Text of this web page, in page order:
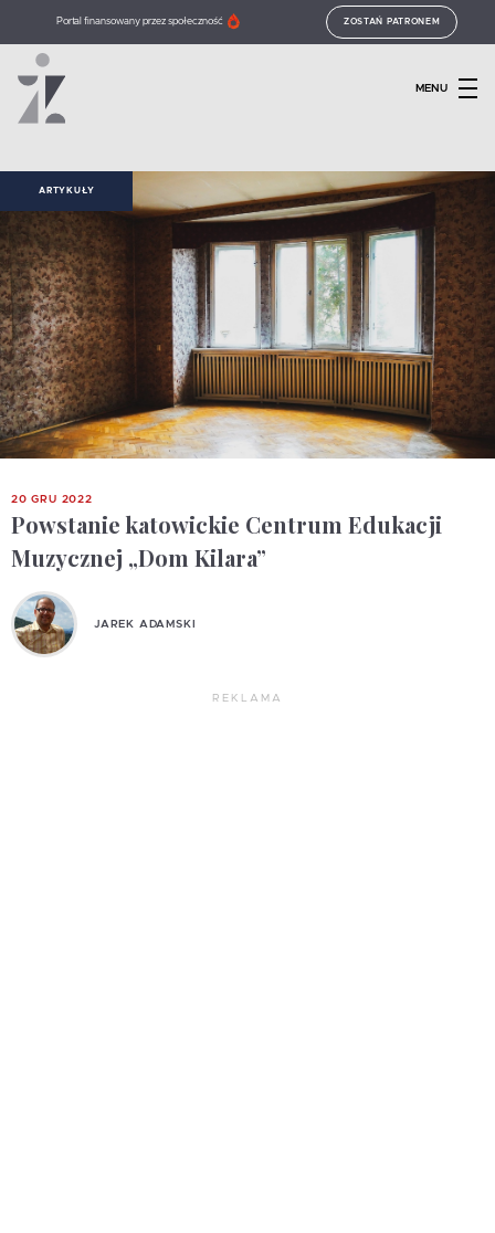
Portal finansowany przez społeczność ZOSTAŃ PATRONEM
MENU
ARTYKUŁY
20 GRU 2022
Powstanie katowickie Centrum Edukacji
Muzycznej „Dom Kilara”
JAREK ADAMSKI
REKLAMA